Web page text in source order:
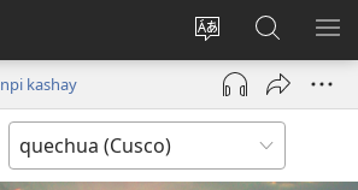
Direccionpi
akllay
Sutiykiwan
jaykuy
(abre
nueva
JW.ORG
nisqapi
maskhay
kashay